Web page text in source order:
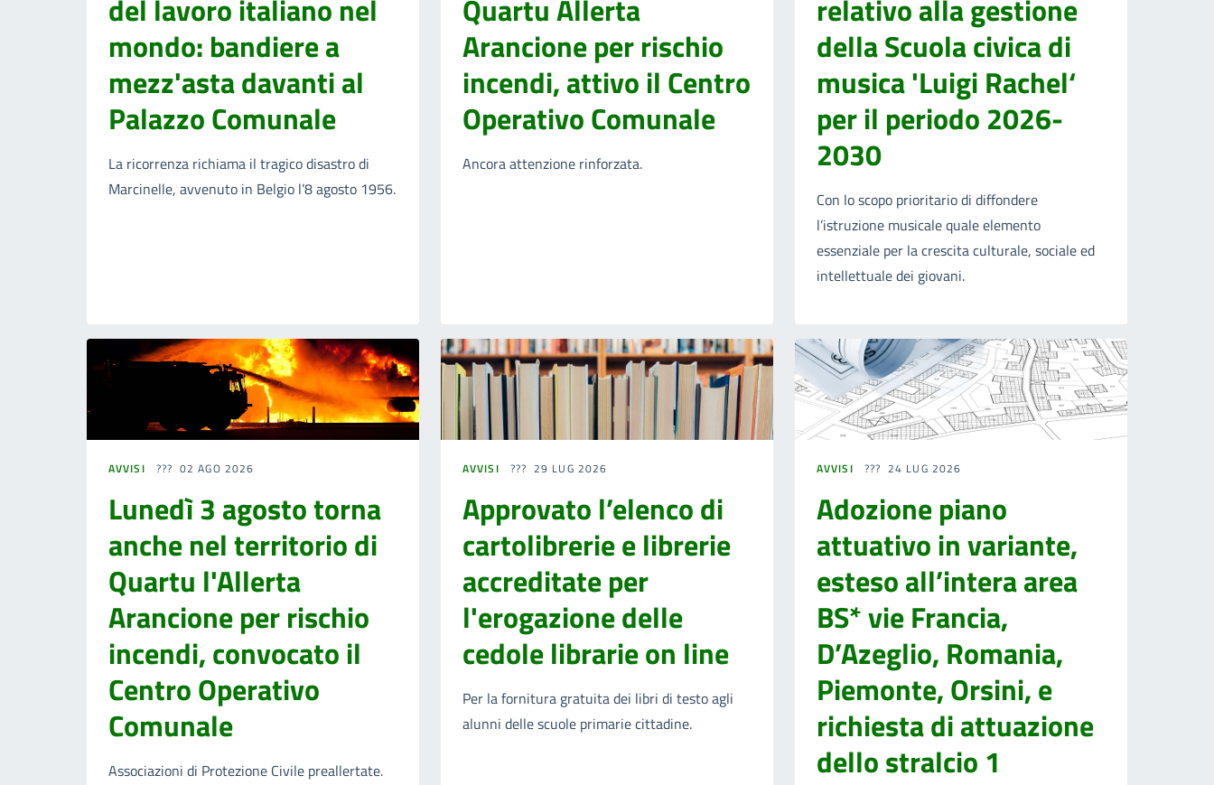
del lavoro italiano nel
mondo: bandiere a
mezz'asta davanti al
Palazzo Comunale
La ricorrenza richiama il tragico disastro di
Marcinelle, avvenuto in Belgio l’8 agosto 1956.
Quartu Allerta
Arancione per rischio
incendi, attivo il Centro
Operativo Comunale
Ancora attenzione rinforzata.
relativo alla gestione
della Scuola civica di
musica 'Luigi Rachel‘
per il periodo 2026-
2030
Con lo scopo prioritario di diffondere
l’istruzione musicale quale elemento
essenziale per la crescita culturale, sociale ed
intellettuale dei giovani.
AVVISI 02 AGO 2026
Lunedì 3 agosto torna
anche nel territorio di
Quartu l'Allerta
Arancione per rischio
incendi, convocato il
Centro Operativo
Comunale
Associazioni di Protezione Civile preallertate.
AVVISI 29 LUG 2026
Approvato l’elenco di
cartolibrerie e librerie
accreditate per
l'erogazione delle
cedole librarie on line
Per la fornitura gratuita dei libri di testo agli
alunni delle scuole primarie cittadine.
AVVISI 24 LUG 2026
Adozione piano
attuativo in variante,
esteso all’intera area
BS* vie Francia,
D’Azeglio, Romania,
Piemonte, Orsini, e
richiesta di attuazione
dello stralcio 1